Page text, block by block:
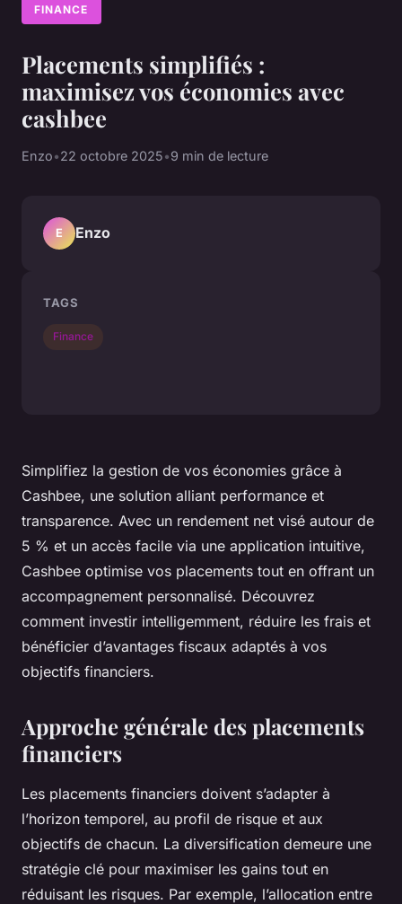
FINANCE
Placements simplifiés :
maximisez vos économies avec
cashbee
Enzo•22 octobre 2025•9 min de lecture
Simplifiez la gestion de vos économies grâce à
Cashbee, une solution alliant performance et
transparence. Avec un rendement net visé autour de
5 % et un accès facile via une application intuitive,
Cashbee optimise vos placements tout en offrant un
accompagnement personnalisé. Découvrez
comment investir intelligemment, réduire les frais et
bénéficier d’avantages fiscaux adaptés à vos
objectifs financiers.
Approche générale des placements
financiers
Les placements financiers doivent s’adapter à
l’horizon temporel, au profil de risque et aux
objectifs de chacun. La diversification demeure une
stratégie clé pour maximiser les gains tout en
réduisant les risques. Par exemple, l’allocation entre
E Enzo
TAGS
Finance